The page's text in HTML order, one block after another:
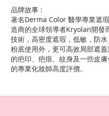
品牌故事 :
著名Derma Color 醫學專業遮
造商的全球領導者Kryolan開發
技術，高密度遮瑕，低敏，防
粉底使用外，更可高效局部遮
的疤印、疤痕、紋身及一些皮
的專業化妝師高度評價。